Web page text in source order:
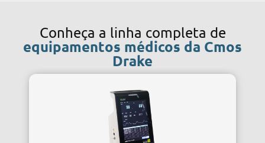
Conheça a linha completa de
equipamentos médicos da Cmos
Drake